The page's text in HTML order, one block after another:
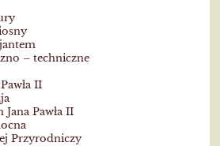
– techniczne
II
Pawła II
Przyrodniczy